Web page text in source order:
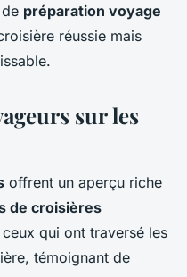
préparation voyage
réussie mais
sur les
offrent un aperçu riche
de croisières
qui ont traversé les
témoignant de